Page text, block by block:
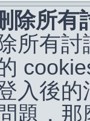
除所有
除所有
入後
題，